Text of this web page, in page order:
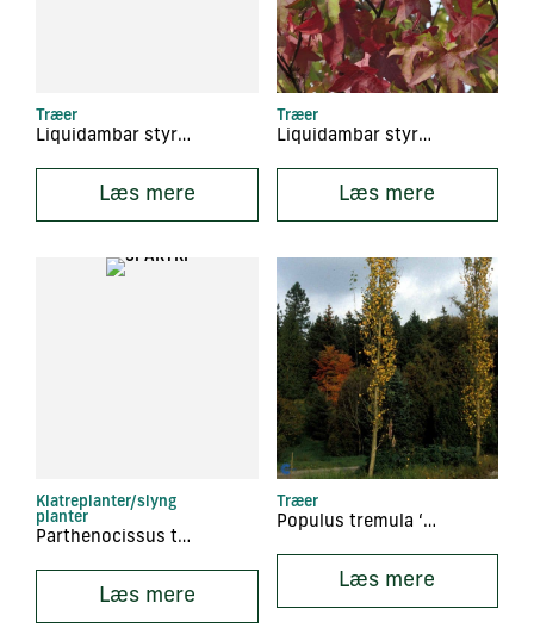
Træer
Liquidambar styraciflua
Læs mere
Træer
Liquidambar styraciflua ‘Worplesdon’
Læs mere
Klatreplanter/slyng
planter
Parthenocissus tricuspidata
Læs mere
Træer
Populus tremula ‘Erecta’
Læs mere